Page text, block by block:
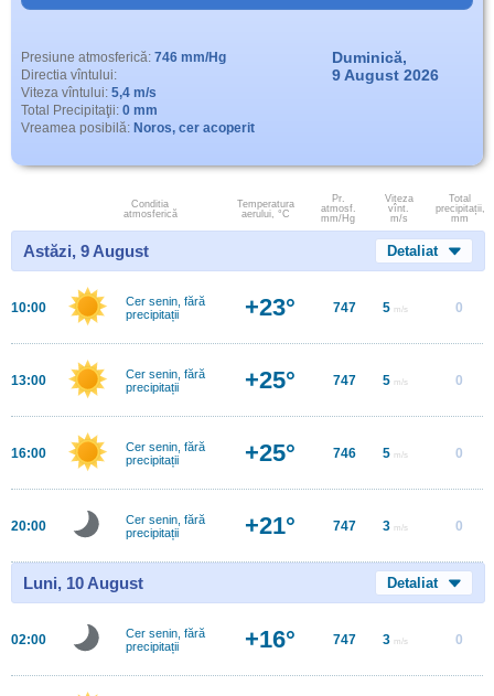
Presiune atmosferică: 746 mm/Hg
Directia vîntului:
Viteza vîntului: 5,4 m/s
Total Precipitaţii: 0 mm
Vreamea posibilă: Noros, cer acoperit
Duminică,
9 August 2026
Conditia
atmosferică
Temperatura
aerului, °C
Pr.
atmosf.
mm/Hg
Viteza
vînt.
m/s
Total
precipitații,
mm
Astăzi, 9 August Detaliat
10:00
Cer senin, fără
precipitații
+23° 747 5 m/s 0
13:00
Cer senin, fără
precipitații
+25° 747 5 m/s 0
16:00
Cer senin, fără
precipitații
+25° 746 5 m/s 0
20:00
Cer senin, fără
precipitații
+21° 747 3 m/s 0
Luni, 10 August Detaliat
02:00
Cer senin, fără
precipitații
+16° 747 3 m/s 0